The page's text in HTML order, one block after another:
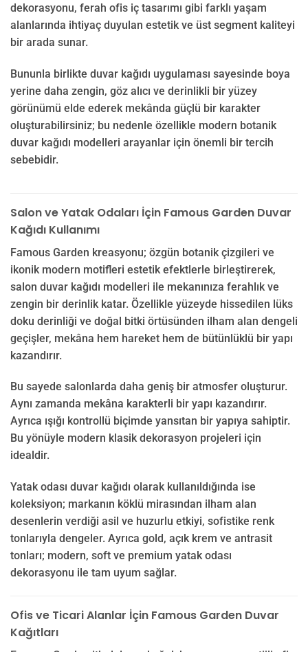
dekorasyonu, ferah ofis iç tasarımı gibi farklı yaşam
alanlarında ihtiyaç duyulan estetik ve üst segment kaliteyi
bir arada sunar.
Bununla birlikte duvar kağıdı uygulaması sayesinde boya
yerine daha zengin, göz alıcı ve derinlikli bir yüzey
görünümü elde ederek mekânda güçlü bir karakter
oluşturabilirsiniz; bu nedenle özellikle modern botanik
duvar kağıdı modelleri arayanlar için önemli bir tercih
sebebidir.
Salon ve Yatak Odaları İçin Famous Garden Duvar
Kağıdı Kullanımı
Famous Garden kreasyonu; özgün botanik çizgileri ve
ikonik modern motifleri estetik efektlerle birleştirerek,
salon duvar kağıdı modelleri ile mekanınıza ferahlık ve
zengin bir derinlik katar. Özellikle yüzeyde hissedilen lüks
doku derinliği ve doğal bitki örtüsünden ilham alan dengeli
geçişler, mekâna hem hareket hem de bütünlüklü bir yapı
kazandırır.
Bu sayede salonlarda daha geniş bir atmosfer oluşturur.
Aynı zamanda mekâna karakterli bir yapı kazandırır.
Ayrıca ışığı kontrollü biçimde yansıtan bir yapıya sahiptir.
Bu yönüyle modern klasik dekorasyon projeleri için
idealdir.
Yatak odası duvar kağıdı olarak kullanıldığında ise
koleksiyon; markanın köklü mirasından ilham alan
desenlerin verdiği asil ve huzurlu etkiyi, sofistike renk
tonlarıyla dengeler. Ayrıca gold, açık krem ve antrasit
tonları; modern, soft ve premium yatak odası
dekorasyonu ile tam uyum sağlar.
Ofis ve Ticari Alanlar İçin Famous Garden Duvar
Kağıtları